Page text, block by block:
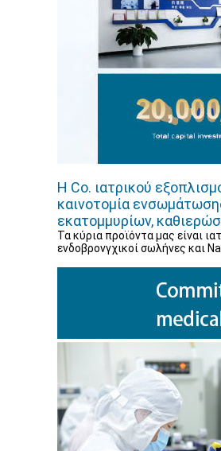
Η Co. ιατρικού
καινοτομία
εκατομμυρίων,
Τα κύρια προϊόντα μας είναι
ενδοβρονγχικοί σωλήνες και